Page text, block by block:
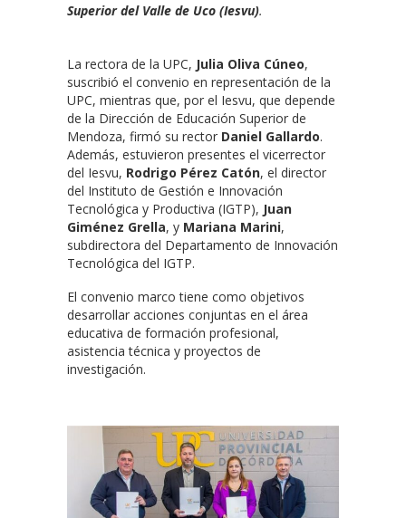
Superior del Valle de Uco (Iesvu).
La rectora de la UPC, Julia Oliva Cúneo,
suscribió el convenio en representación de la
UPC, mientras que, por el Iesvu, que depende
de la Dirección de Educación Superior de
Mendoza, firmó su rector Daniel Gallardo.
Además, estuvieron presentes el vicerrector
del Iesvu, Rodrigo Pérez Catón, el director
del Instituto de Gestión e Innovación
Tecnológica y Productiva (IGTP), Juan
Giménez Grella, y Mariana Marini,
subdirectora del Departamento de Innovación
Tecnológica del IGTP.
El convenio marco tiene como objetivos
desarrollar acciones conjuntas en el área
educativa de formación profesional,
asistencia técnica y proyectos de
investigación.